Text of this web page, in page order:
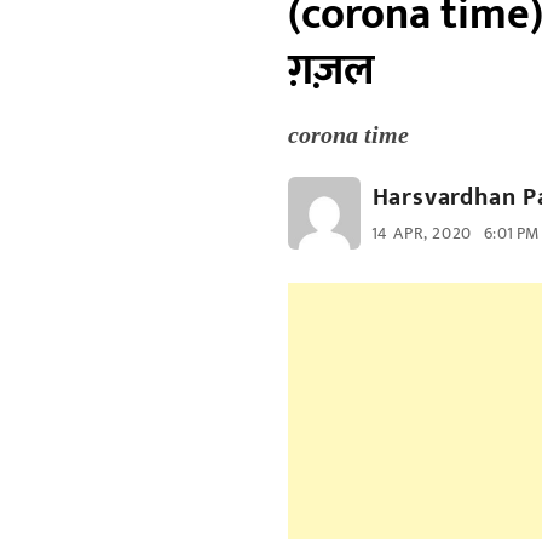
(corona
ग़ज़ल
corona time
Harsvardhan
14 APR, 2020 6:01 PM